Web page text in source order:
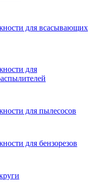
для всасывающих
для
для пылесосов
для бензорезов